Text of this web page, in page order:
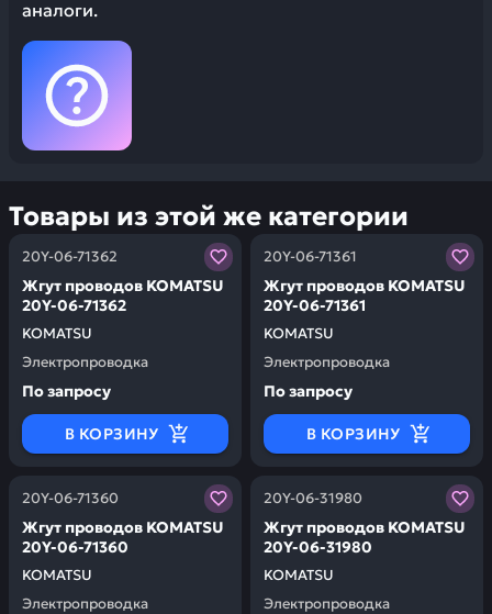
аналоги.
Товары из этой же категории
20Y-06-71362
KOMATSU
Жгут проводов KOMATSU
20Y-06-71362
Электропроводка
Заказывая запчасти у нас, вы получаете гарантию
По запросу
В КОРЗИНУ
20Y-06-71361
KOMATSU
Жгут проводов KOMATSU
20Y-06-71361
Электропроводка
Заказывая запчасти у
По запросу
В КОРЗИНУ
20Y-06-71360
KOMATSU
Жгут проводов KOMATSU
20Y-06-71360
Электропроводка
Заказывая запчасти у нас, вы получаете гарантию
20Y-06-31980
KOMATSU
Жгут проводов KOMATSU
20Y-06-31980
Электропроводка
Заказывая запчасти у